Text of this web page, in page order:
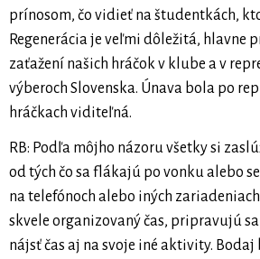
prínosom, čo vidieť na študentkách,
Regenerácia je veľmi dôležitá, hlavne
zaťažení našich hráčok v klube a v
výberoch Slovenska. Únava bola po
hráčkach viditeľná.
RB: Podľa môjho názoru všetky si
od tých čo sa flákajú po vonku alebo
na telefónoch alebo iných
skvele organizovaný čas, pripravujú
nájsť čas aj na svoje iné aktivity.